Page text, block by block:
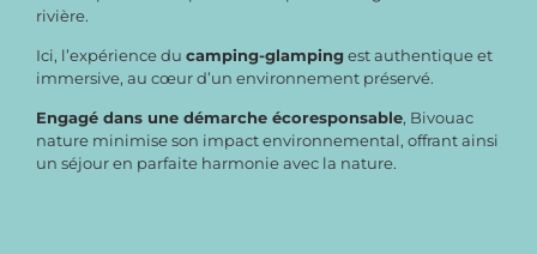
rivière.
Ici, l’expérience du camping-glampingest authentique et
immersive, au cœur d’un environnement préservé.
Engagé dans une démarche écoresponsable, Bivouac
nature minimise son impact environnemental, offrant ainsi
un séjour en parfaite harmonie avec la nature.